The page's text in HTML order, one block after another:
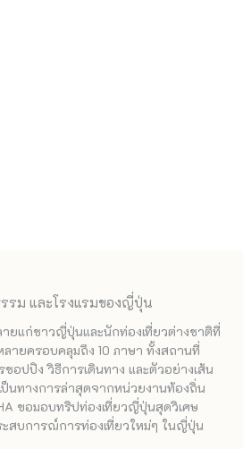
รม และโรงแรมของญี่ปุ่น
ยแก่ชาวญี่ปุ่นและนักท่องเที่ยวต่างชาติที่
ายครอบคลุมถึง 10 ภาษา ทั้งสถานที่
อปปิง วิธีการเดินทาง และตัวอย่างเส้น
ป็นทางการล่าสุดจากหน่วยงานท้องถิ่น
ขอมอบทริปท่องเที่ยวญี่ปุ่นสุดวิเศษ
สบการณ์การท่องเที่ยวใหม่ๆ ในญี่ปุ่น